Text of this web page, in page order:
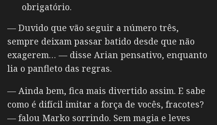
obrigatório.
— Duvido que vão seguir a número três,
sempre deixam passar batido desde que não
exagerem… — disse Arian pensativo, enquanto
lia o panfleto das regras.
— Ainda bem, fica mais divertido assim. E sabe
como é difícil imitar a força de vocês, fracotes?
— falou Marko sorrindo. Sem magia e leves